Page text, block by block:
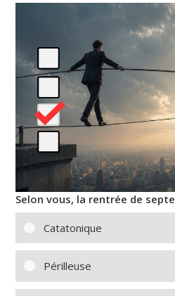
Selon vous, la rentrée de
Catatonique
Périlleuse